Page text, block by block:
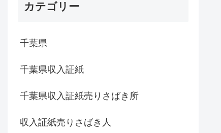
カテゴリー
千葉県
千葉県収入証紙
千葉県収入証紙売りさばき所
収入証紙売りさばき人